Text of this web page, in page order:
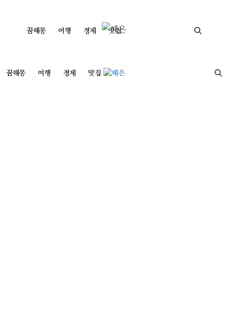
꿈해몽 여행 경제 맛집
꿈해몽 여행 경제 맛집